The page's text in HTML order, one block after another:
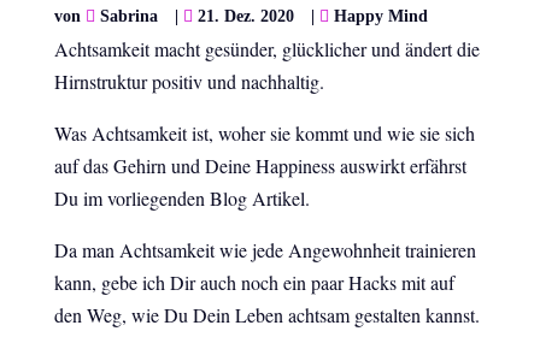
von Sabrina 21. Dez. 2020 Happy Mind
Achtsamkeit macht gesünder, glücklicher und ändert die
Hirnstruktur positiv und nachhaltig.
Was Achtsamkeit ist, woher sie kommt und wie sie sich
auf das Gehirn und Deine Happiness auswirkt erfährst
Du im vorliegenden Blog Artikel.
Da man Achtsamkeit wie jede Angewohnheit trainieren
kann, gebe ich Dir auch noch ein paar Hacks mit auf
den Weg, wie Du Dein Leben achtsam gestalten kannst.